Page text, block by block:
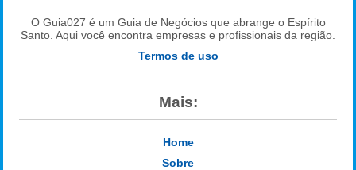
O Guia027 é um Guia de Negócios que abrange o Espírito
Santo. Aqui você encontra empresas e profissionais da região.
Termos de uso
Mais:
Home
Sobre